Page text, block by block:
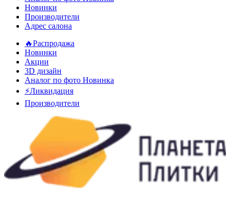
Новинки
Производители
Адрес салона
🔥Распродажа
Новинки
Акции
3D дизайн
Аналог по фото Новинка
⚡Ликвидация
Производители